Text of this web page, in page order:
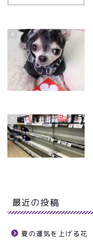
4
5
最近の投稿
夏の運気を上げる花